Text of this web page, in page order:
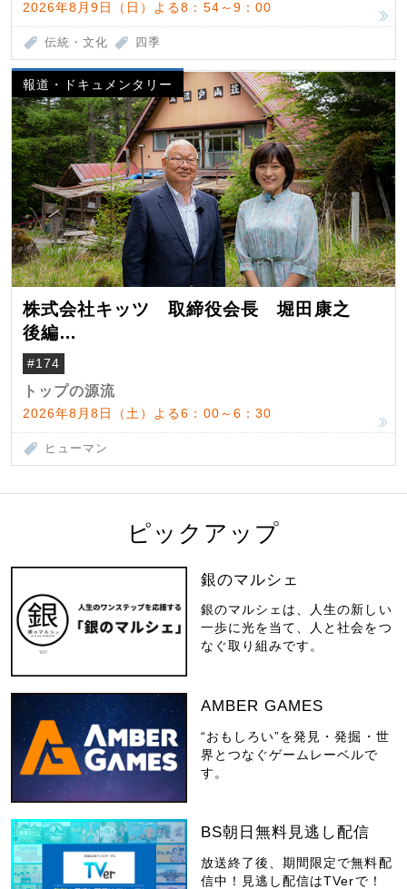
2026年8月9日（日）よる8：54～9：00
伝統・文化 四季
報道・ドキュメンタリー
株式会社キッツ 取締役会長 堀田康之
後編
米国駐在でも浮かんだ八ヶ岳 山小屋を営
んだ父母
#174
トップの源流
2026年8月8日（土）よる6：00～6：30
ヒューマン
ピックアップ
銀のマルシェ
銀のマルシェは、人生の新しい
一歩に光を当て、人と社会をつ
なぐ取り組みです。
AMBER GAMES
“おもしろい”を発見・発掘・世
界とつなぐゲームレーベルで
す。
BS朝日無料見逃し配信
放送終了後、期間限定で無料配
信中！見逃し配信はTVerで！